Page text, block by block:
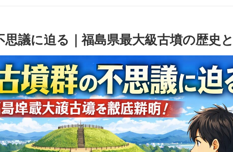
思議に迫る｜福島県最大級古墳の歴史